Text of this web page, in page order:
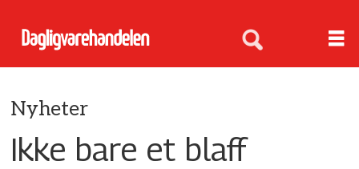
Nyheter
Ikke bare et blaff